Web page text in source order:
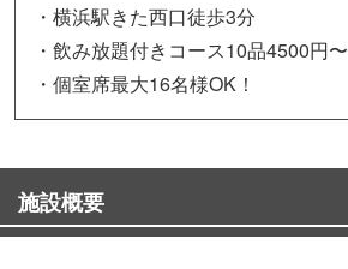
・横浜駅きた西口徒歩3分
・飲み放題付きコース10品4500円〜
・個室席最大16名様OK！
施設概要